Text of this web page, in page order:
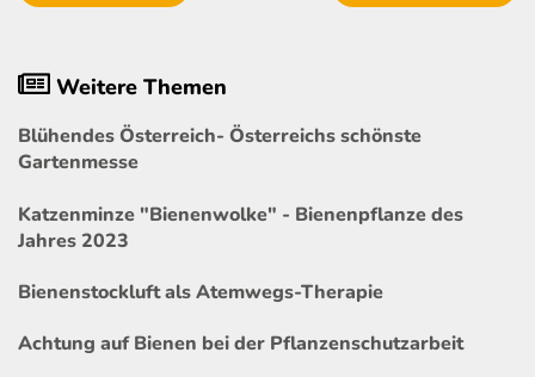
Weitere Themen
Blühendes Österreich- Österreichs schönste
Gartenmesse
Katzenminze "Bienenwolke" - Bienenpflanze des
Jahres 2023
Bienenstockluft als Atemwegs-Therapie
Achtung auf Bienen bei der Pflanzenschutzarbeit